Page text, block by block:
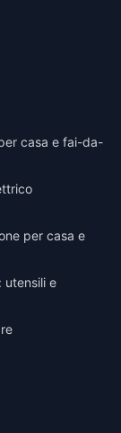
casa e fai-da-
per casa e
utensili e